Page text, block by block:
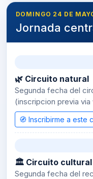
DOMINGO 24 DE
Jornada
🌿 Circuito natural
Segunda fecha del
(inscripcion previa via
🧭 Inscribirme a este
🏛 Circuito cultural
Segunda fecha del